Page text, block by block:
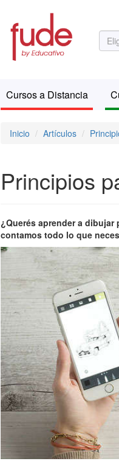
Cursos a Distancia
Inicio Artículos
Principios
¿Querés aprender a
contamos todo lo que